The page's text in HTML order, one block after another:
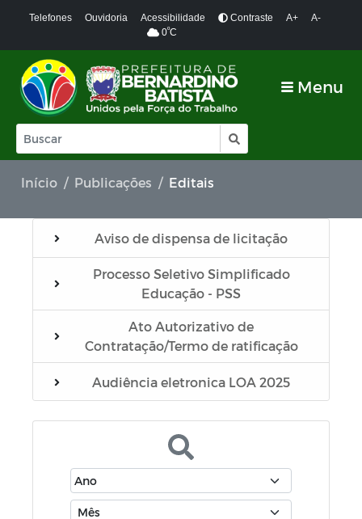
Telefones Ouvidoria Acessibilidade Contraste A+
A-
0ºC
Menu
Início Publicações Editais
Aviso de dispensa de licitação
Processo Seletivo Simplificado
Educação - PSS
Ato Autorizativo de
Contratação/Termo de ratificação
Audiência eletronica LOA 2025
Editais
Manuais
Diário oficial